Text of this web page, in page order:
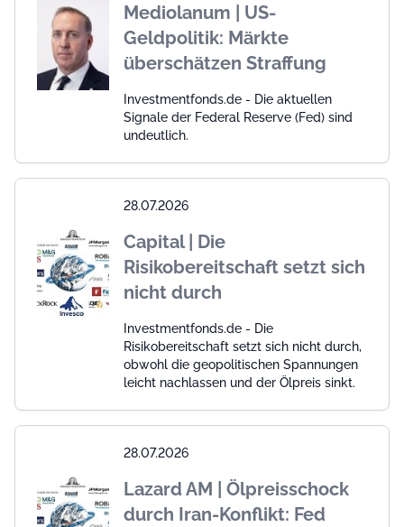
Mediolanum | US-
Geldpolitik: Märkte
überschätzen Straffung
Investmentfonds.de - Die aktuellen
Signale der Federal Reserve (Fed) sind
undeutlich.
28.07.2026
Capital | Die
Risikobereitschaft setzt sich
nicht durch
Investmentfonds.de - Die
Risikobereitschaft setzt sich nicht durch,
obwohl die geopolitischen Spannungen
leicht nachlassen und der Ölpreis sinkt.
28.07.2026
Lazard AM | Ölpreisschock
durch Iran-Konflikt: Fed